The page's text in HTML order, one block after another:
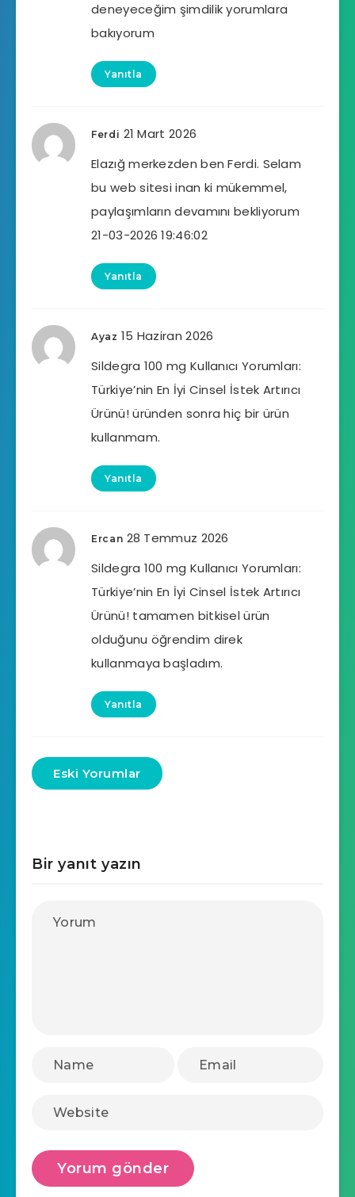
deneyeceğim şimdilik yorumlara
bakıyorum
Yanıtla
Ferdi 21 Mart 2026
Elazığ merkezden ben Ferdi. Selam
bu web sitesi inan ki mükemmel,
paylaşımların devamını bekliyorum
21-03-2026 19:46:02
Yanıtla
Ayaz 15 Haziran 2026
Sildegra 100 mg Kullanıcı Yorumları:
Türkiye’nin En İyi Cinsel İstek Artırıcı
Ürünü! üründen sonra hiç bir ürün
kullanmam.
Yanıtla
Ercan 28 Temmuz 2026
Sildegra 100 mg Kullanıcı Yorumları:
Türkiye’nin En İyi Cinsel İstek Artırıcı
Ürünü! tamamen bitkisel ürün
olduğunu öğrendim direk
kullanmaya başladım.
Yanıtla
Eski Yorumlar
Bir yanıt yazın